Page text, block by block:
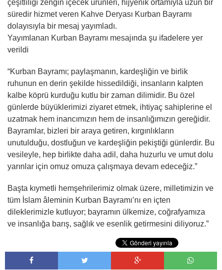
çeşitliliği zengin içecek ürünleri, hijyenik ortamıyla uzun bir
süredir hizmet veren Kahve Deryası Kurban Bayramı
dolayısıyla bir mesaj yayımladı.
Yayımlanan Kurban Bayramı mesajında şu ifadelere yer
verildi
“Kurban Bayramı; paylaşmanın, kardeşliğin ve birlik
ruhunun en derin şekilde hissedildiği, insanların kalpten
kalbe köprü kurduğu kutlu bir zaman dilimidir. Bu özel
günlerde büyüklerimizi ziyaret etmek, ihtiyaç sahiplerine el
uzatmak hem inancımızın hem de insanlığımızın gereğidir.
Bayramlar, bizleri bir araya getiren, kırgınlıkların
unutulduğu, dostluğun ve kardeşliğin pekiştiği günlerdir. Bu
vesileyle, hep birlikte daha adil, daha huzurlu ve umut dolu
yarınlar için omuz omuza çalışmaya devam edeceğiz.”
Başta kıymetli hemşehrilerimiz olmak üzere, milletimizin ve
tüm İslam âleminin Kurban Bayramı’nı en içten
dileklerimizle kutluyor; bayramın ülkemize, coğrafyamıza
ve insanlığa barış, sağlık ve esenlik getirmesini diliyoruz.”